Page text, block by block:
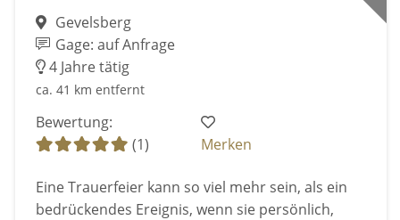
Gevelsberg
Gage: auf Anfrage
4 Jahre tätig
ca. 41 km entfernt
Bewertung:
(1)
Merken
Eine Trauerfeier kann so viel mehr sein, als ein
bedrückendes Ereignis, wenn sie persönlich,